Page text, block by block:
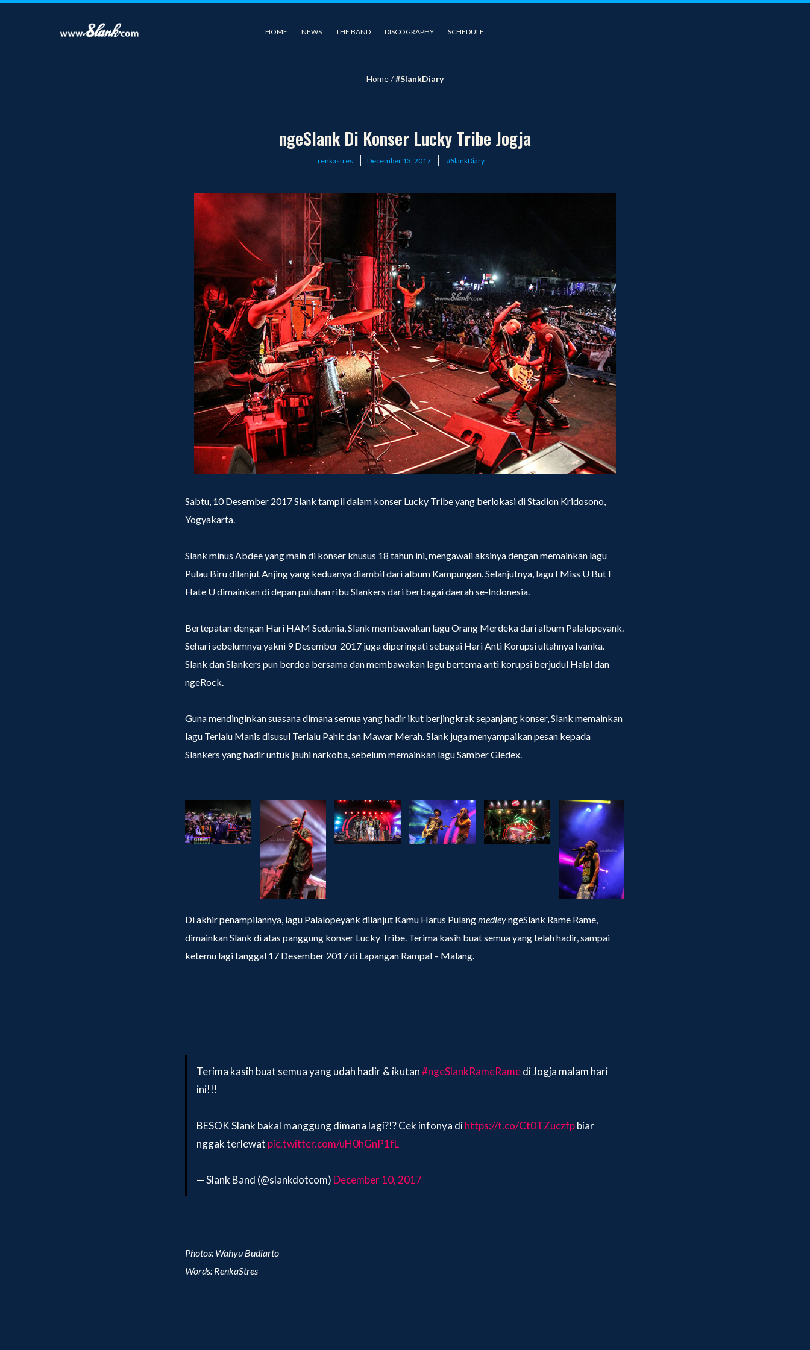
HOME NEWS THE BAND DISCOGRAPHY SCHEDULE
Home/#SlankDiary
ngeSlank Di Konser Lucky Tribe Jogja
renkastres
Posted
December 13, 2017 #SlankDiary
Sabtu, 10 Desember 2017 Slank tampil dalam konser Lucky Tribe yang berlokasi di Stadion Kridosono,
Yogyakarta.
Slank minus Abdee yang main di konser khusus 18 tahun ini, mengawali aksinya dengan memainkan lagu
Pulau Biru dilanjut Anjing yang keduanya diambil dari album Kampungan. Selanjutnya, lagu I Miss U But I
Hate U dimainkan di depan puluhan ribu Slankers dari berbagai daerah se-Indonesia.
Bertepatan dengan Hari HAM Sedunia, Slank membawakan lagu Orang Merdeka dari album Palalopeyank.
Sehari sebelumnya yakni 9 Desember 2017 juga diperingati sebagai Hari Anti Korupsi ultahnya Ivanka.
Slank dan Slankers pun berdoa bersama dan membawakan lagu bertema anti korupsi berjudul Halal dan
ngeRock.
Guna mendinginkan suasana dimana semua yang hadir ikut berjingkrak sepanjang konser, Slank memainkan
lagu Terlalu Manis disusul Terlalu Pahit dan Mawar Merah. Slank juga menyampaikan pesan kepada
Slankers yang hadir untuk jauhi narkoba, sebelum memainkan lagu Samber Gledex.
Di akhir penampilannya, lagu Palalopeyank dilanjut Kamu Harus PulangmedleyngeSlank Rame Rame,
dimainkan Slank di atas panggung konser Lucky Tribe. Terima kasih buat semua yang telah hadir, sampai
ketemu lagi tanggal 17 Desember 2017 di Lapangan Rampal – Malang.
Terima kasih buat semua yang udah hadir & ikutan#ngeSlankRameRamedi Jogja malam hari
ini!!!
BESOK Slank bakal manggung dimana lagi?!? Cek infonya dihttps://t.co/Ct0TZuczfpbiar
nggak terlewat pic.twitter.com/uH0hGnP1fL
— Slank Band (@slankdotcom) December 10, 2017
Photos: Wahyu Budiarto
Words: RenkaStres